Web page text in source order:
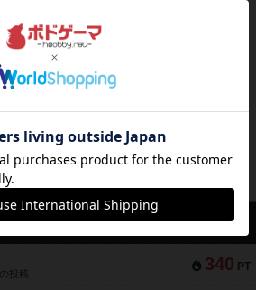
験会
ーマのアプリ版はこちら
セス数 急上昇中
340 PT
投稿